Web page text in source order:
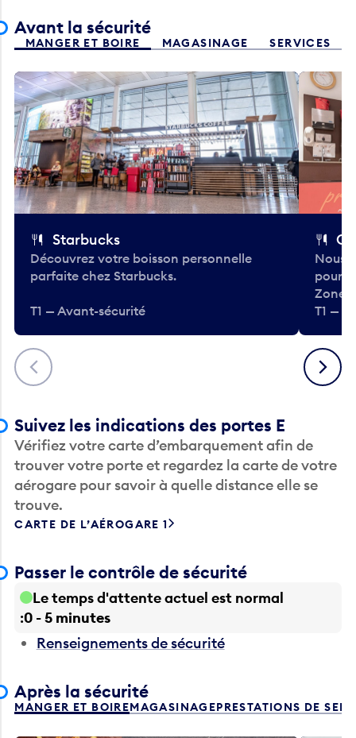
Avant la sécurité
MANGER ET BOIRE MAGASINAGE SERVICES
Précédent
Starbucks
Découvrez votre boisson personnelle
parfaite chez Starbucks.
T1 — Avant-sécurité
Nous
pour
Zone.
T1 —
Suivant
Suivez les indications des portes E
Vérifiez votre carte d’embarquement afin de
trouver votre porte et regardez la carte de votre
aérogare pour savoir à quelle distance elle se
trouve.
CARTE DE L’AÉROGARE 1
Passer le contrôle de sécurité
Le temps d'attente actuel est normal
0 - 5 minutes
Renseignements de sécurité
Après la sécurité
MANGER ET BOIREMAGASINAGEPRESTATIONS DE